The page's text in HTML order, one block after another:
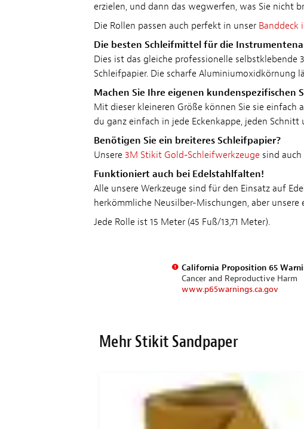
erzielen, und dann das wegwerfen, was Sie nicht
Die Rollen passen auch perfekt in unser Banddeck
Die besten Schleifmittel für die
Dies ist das gleiche professionelle
Schleifpapier. Die scharfe Aluminiumoxidkörnung
Machen Sie Ihre eigenen kundenspezifischen
Mit dieser kleineren Größe können Sie sie einfach
du ganz einfach in jede Eckenkappe, jeden
Benötigen Sie ein breiteres Schleifpapier?
Unsere 3M Stikit Gold-Schleifwerkzeuge sind
Funktioniert auch bei Edelstahlfalten!
Alle unsere Werkzeuge sind für den Einsatz auf
herkömmliche Neusilber-Mischungen, aber
Jede Rolle ist 15 Meter (45 Fuß/13,71 Meter).
California Proposition 65
Cancer and Reproductive Harm
www.p65warnings.ca.gov
Mehr Stikit Sandpaper